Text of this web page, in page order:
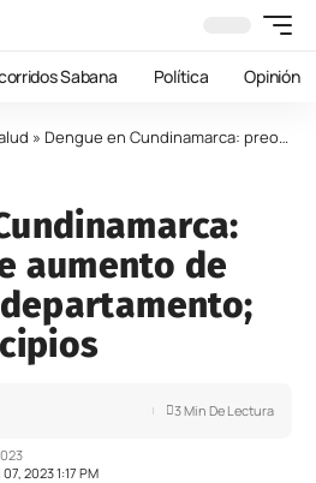
Sabana Política Opinión
» Dengue en Cundinamarca: preocupante aumento de casos en el departamento; van 12 municipios
aumento de
2023 1:17 PM
3 Min De Lectura